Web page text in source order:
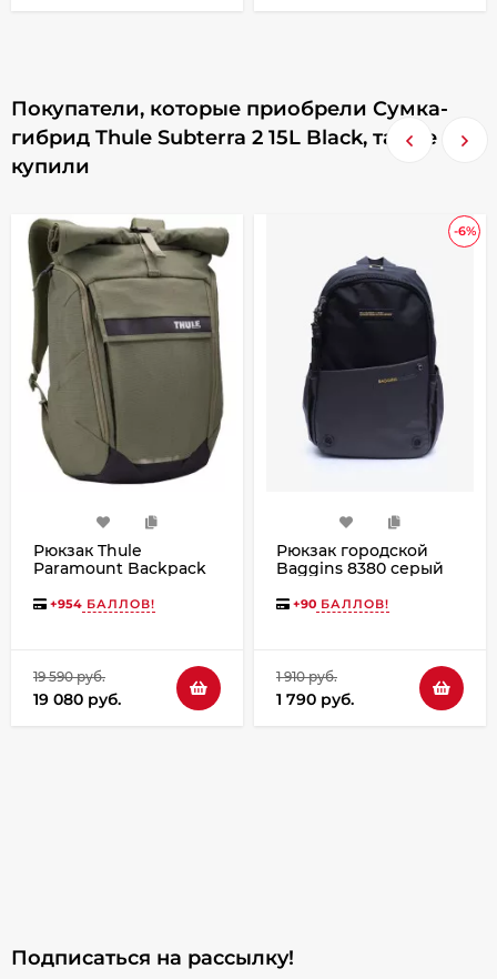
Покупатели, которые приобрели Сумка-
гибрид Thule Subterra 2 15L Black, также
купили
Рюкзак Thule
Paramount Backpack
+954 БАЛЛОВ!
19 590 руб.
19 080 руб.
-6%
Рюкзак городской
Baggins 8380 серый
+90 БАЛЛОВ!
1 910 руб.
1 790 руб.
Подписаться на рассылкy!